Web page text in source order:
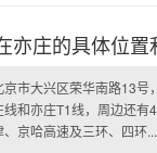
亦庄的具体位
京市大兴区荣华南路13
和亦庄T1线，周边还
京哈高速及三环、四环...